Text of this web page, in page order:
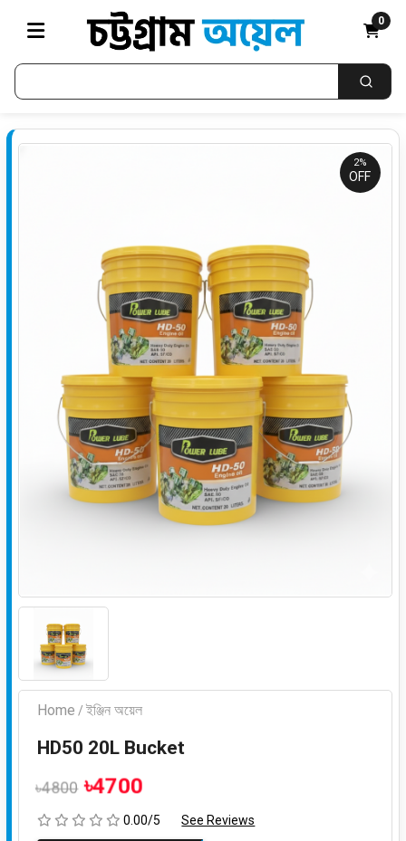
0
2%
OFF
Home / ইঞ্জিন অয়েল
HD50 20L Bucket
৳4800 ৳4700
0.00/5 See Reviews